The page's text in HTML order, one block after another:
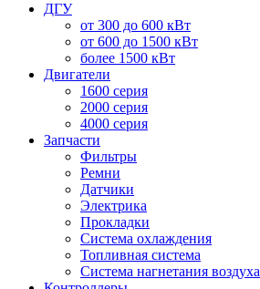
ДГУ
от 300 до 600 кВт
от 600 до 1500 кВт
более 1500 кВт
Двигатели
1600 серия
2000 серия
4000 серия
Запчасти
Фильтры
Ремни
Датчики
Электрика
Прокладки
Система охлаждения
Топливная система
Система нагнетания воздуха